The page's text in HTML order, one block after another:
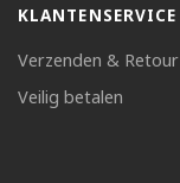
KLANTENSERVICE
Verzenden & Retour
Veilig betalen